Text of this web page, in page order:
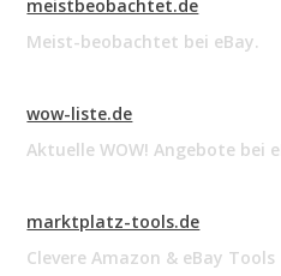
meistbeobachtet.de
Meist-beobachtet bei eBay.
wow-liste.de
Aktuelle WOW! Angebote bei
marktplatz-tools.de
Clevere Amazon & eBay Tools